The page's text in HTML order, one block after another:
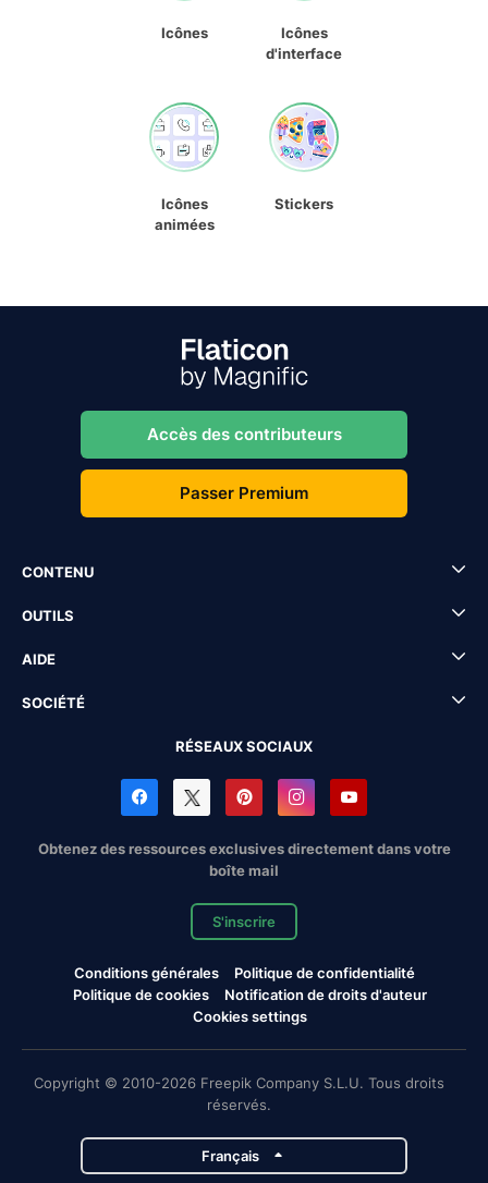
Icônes
Icônes
d'interface
Icônes
animées
Stickers
Accès des contributeurs
Passer Premium
CONTENU
OUTILS
AIDE
SOCIÉTÉ
RÉSEAUX SOCIAUX
Obtenez des ressources exclusives directement dans votre
boîte mail
S'inscrire
Conditions générales
Politique de confidentialité
Politique de cookies
Notification de droits d'auteur
Cookies settings
Copyright © 2010-2026 Freepik Company S.L.U. Tous droits
réservés.
Français